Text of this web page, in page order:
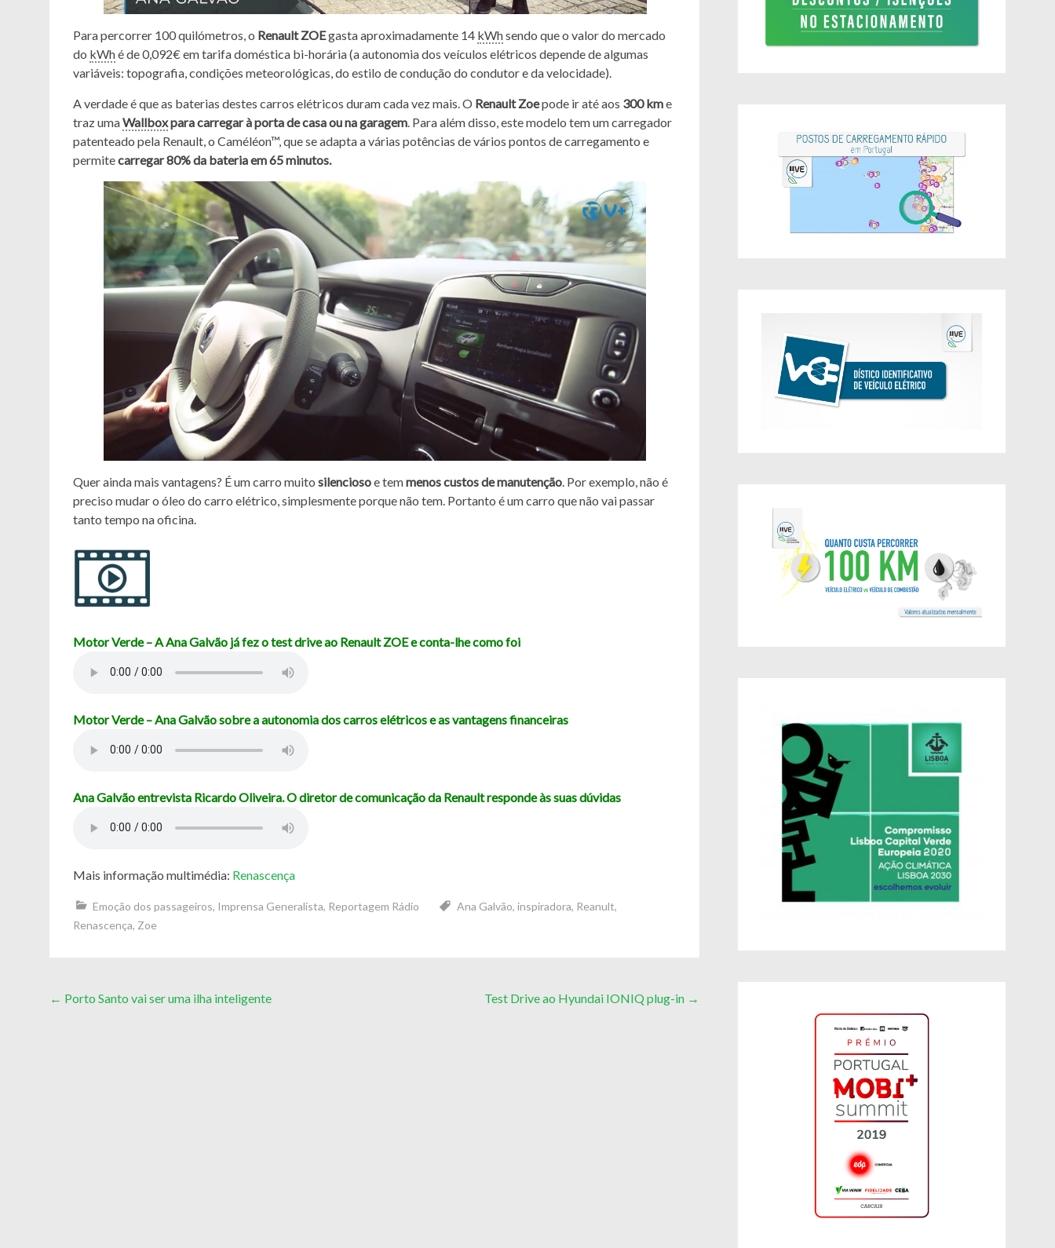
Para percorrer 100 quilómetros, o Renault ZOEgasta aproximadamente 14 kWhsendo que o valor do mercado
do kWhé de 0,092€ em tarifa doméstica bi-horária (a autonomia dos veículos elétricos depende de algumas
variáveis: topografia, condições meteorológicas, do estilo de condução do condutor e da velocidade).
A verdade é que as baterias destes carros elétricos duram cada vez mais. O Renault Zoepode ir até aos 300 kme
traz umaWallboxpara carregar à porta de casa ou na garagem . Para além disso, este modelo tem um carregador
patenteado pela Renault, o Caméléon™, que se adapta a várias potências de vários pontos de carregamento e
permitecarregar 80% da bateria em 65 minutos.
Quer ainda mais vantagens? É um carro muito silenciosoe temmenos custos de manutenção . Por exemplo, não é
preciso mudar o óleo do carro elétrico, simplesmente porque não tem. Portanto é um carro que não vai passar
tanto tempo na oficina.
Motor Verde – A Ana Galvão já fez o test drive ao Renault ZOE e conta-lhe como foi
Motor Verde – Ana Galvão sobre a autonomia dos carros elétricos e as vantagens financeiras
Ana Galvão entrevista Ricardo Oliveira. O diretor de comunicação da Renault responde às suas dúvidas
Mais informação multimédia: Renascença
Emoção dos passageiros, Imprensa Generalista, Reportagem Rádio Ana Galvão, inspiradora, Reanult,
Renascença, Zoe
Post
← Porto Santo vai ser uma ilha inteligente Test Drive ao Hyundai IONIQ plug-in →